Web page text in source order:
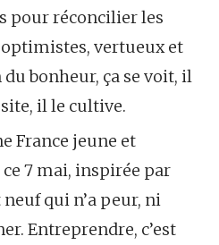
pour réconcilier les
vertueux et
bonheur, ça se voit, il
il le cultive.
France jeune et
7 mai, inspirée par
qui n’a peur, ni
Entreprendre, c’est